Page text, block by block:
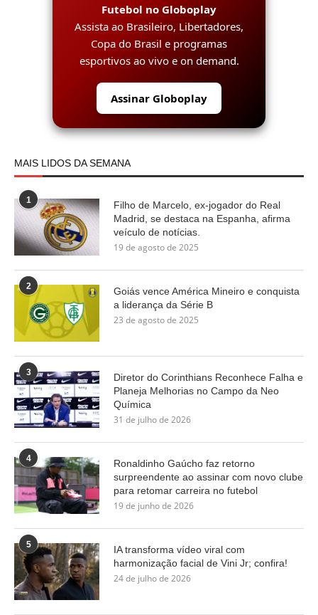
Futebol no Globoplay
Assista ao Brasileiro, Libertadores,
Copa do Brasil e programas
esportivos ao vivo e on demand.
Assinar Globoplay
MAIS LIDOS DA SEMANA
1
Filho de Marcelo, ex-jogador do Real
Madrid, se destaca na Espanha, afirma
veículo de notícias.
19 de agosto de 2025
2
Goiás vence América Mineiro e conquista
a liderança da Série B
23 de agosto de 2025
3
Diretor do Corinthians Reconhece Falha e
Planeja Melhorias no Campo da Neo
Química
31 de julho de 2026
4
Ronaldinho Gaúcho faz retorno
surpreendente ao assinar com novo clube
para retomar carreira no futebol
19 de junho de 2026
5
IA transforma vídeo viral com
harmonização facial de Vini Jr; confira!
24 de julho de 2026